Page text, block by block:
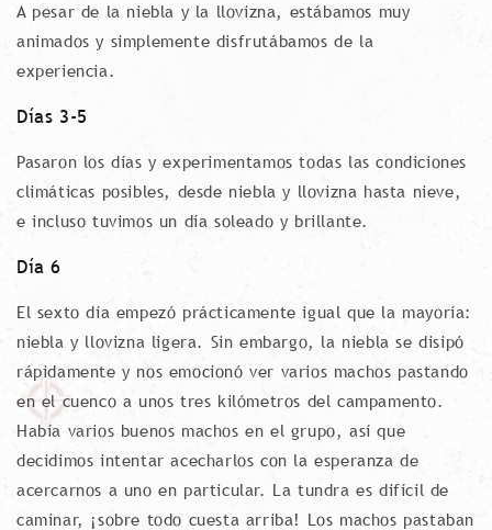
A pesar de la niebla y la llovizna, estábamos muy
animados y simplemente disfrutábamos de la
experiencia.
Días 3-5
Pasaron los días y experimentamos todas las condiciones
climáticas posibles, desde niebla y llovizna hasta nieve,
e incluso tuvimos un día soleado y brillante.
Día 6
El sexto día empezó prácticamente igual que la mayoría:
niebla y llovizna ligera. Sin embargo, la niebla se disipó
rápidamente y nos emocionó ver varios machos pastando
en el cuenco a unos tres kilómetros del campamento.
Había varios buenos machos en el grupo, así que
decidimos intentar acecharlos con la esperanza de
acercarnos a uno en particular. La tundra es difícil de
caminar, ¡sobre todo cuesta arriba! Los machos pastaban